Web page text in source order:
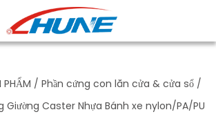
PHẨM / Phần cứng con lăn cửa & cửa sổ /
Giường Caster Nhựa Bánh xe nylon/PA/PU